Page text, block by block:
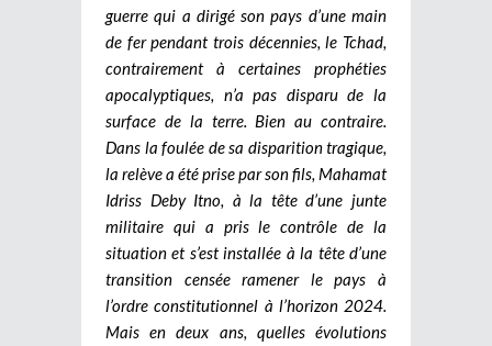
guerre qui a dirigé son pays d’une main
de fer pendant trois décennies, le Tchad,
contrairement à certaines prophéties
apocalyptiques, n’a pas disparu de la
surface de la terre. Bien au contraire.
Dans la foulée de sa disparition tragique,
la relève a été prise par son fils, Mahamat
Idriss Deby Itno, à la tête d’une junte
militaire qui a pris le contrôle de la
situation et s’est installée à la tête d’une
transition censée ramener le pays à
l’ordre constitutionnel à l’horizon 2024.
Mais en deux ans, quelles évolutions